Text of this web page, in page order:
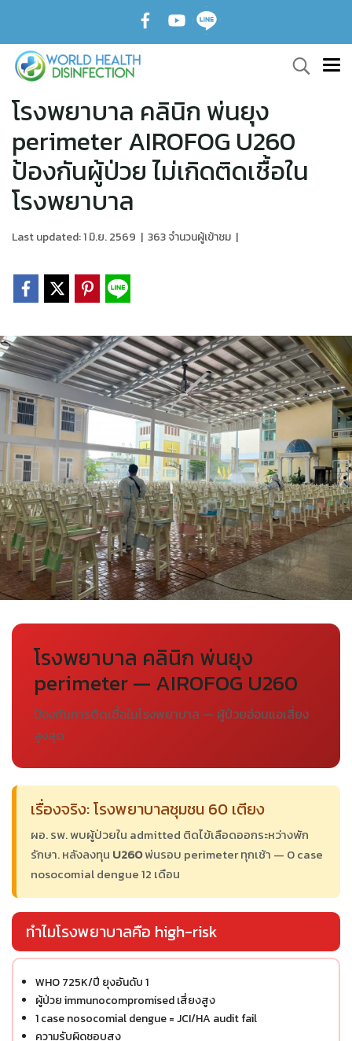
โรงพยาบาล คลินิก พ่นยุง
perimeter AIROFOG U260
ป้องกันผู้ป่วย ไม่เกิดติดเชื้อใน
โรงพยาบาล
Last updated: 1 มิ.ย. 2569 | 363 จำนวนผู้เข้าชม |
โรงพยาบาล คลินิก พ่นยุง
perimeter — AIROFOG U260
ป้องกันการติดเชื้อในโรงพยาบาล — ผู้ป่วยอ่อนแอเสี่ยง
สูงสุด
เรื่องจริง: โรงพยาบาลชุมชน 60 เตียง
ผอ. รพ. พบผู้ป่วยใน admitted ติดไข้เลือดออกระหว่างพัก
รักษา. หลังลงทุน U260พ่นรอบ perimeter ทุกเช้า — 0 case
nosocomial dengue 12 เดือน
ทำไมโรงพยาบาลคือ high-risk
WHO 725K/ปี ยุงอันดับ 1
ผู้ป่วย immunocompromised เสี่ยงสูง
1 case nosocomial dengue = JCI/HA audit fail
ความรับผิดชอบสูง